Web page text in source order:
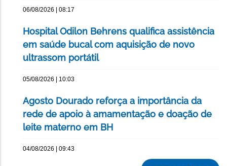
06/08/2026 | 08:17
Hospital Odilon Behrens qualifica assistência
em saúde bucal com aquisição de novo
ultrassom portátil
05/08/2026 | 10:03
Agosto Dourado reforça a importância da
rede de apoio à amamentação e doação de
leite materno em BH
04/08/2026 | 09:43